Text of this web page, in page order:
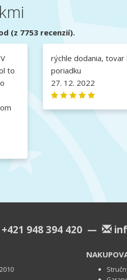
(z 7753 recenzií).
to
rýchle dodania, tovar
poriadku
27. 12. 2022
+421 948 394 420 —